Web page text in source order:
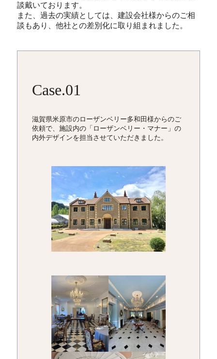
談戴いております。
また、過去の実績としては、建設会社様からのご相
談もあり、他社との差別化に取り組まれました。
Case.01
滋賀県米原市のローザンベリー多和田様からのご
依頼で、施設内の「ローザンベリー・マナー」の
内外デザインを担当させていただきました。